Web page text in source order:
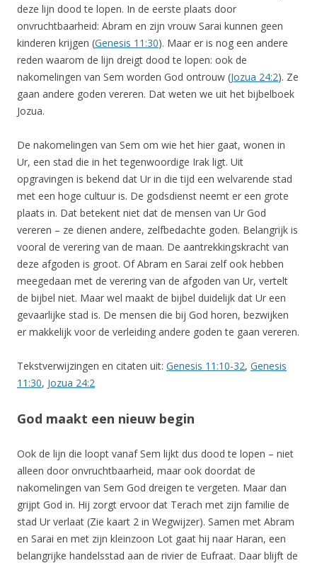
deze lijn dood te lopen. In de eerste plaats door
onvruchtbaarheid: Abram en zijn vrouw Sarai kunnen geen
kinderen krijgen (Genesis 11:30). Maar er is nog een andere
reden waarom de lijn dreigt dood te lopen: ook de
nakomelingen van Sem worden God ontrouw (Jozua 24:2). Ze
gaan andere goden vereren. Dat weten we uit het bijbelboek
Jozua.
De nakomelingen van Sem om wie het hier gaat, wonen in
Ur, een stad die in het tegenwoordige Irak ligt. Uit
opgravingen is bekend dat Ur in die tijd een welvarende stad
met een hoge cultuur is. De godsdienst neemt er een grote
plaats in. Dat betekent niet dat de mensen van Ur God
vereren – ze dienen andere, zelfbedachte goden. Belangrijk is
vooral de verering van de maan. De aantrekkingskracht van
deze afgoden is groot. Of Abram en Sarai zelf ook hebben
meegedaan met de verering van de afgoden van Ur, vertelt
de bijbel niet. Maar wel maakt de bijbel duidelijk dat Ur een
gevaarlijke stad is. De mensen die bij God horen, bezwijken
er makkelijk voor de verleiding andere goden te gaan vereren.
Tekstverwijzingen en citaten uit: Genesis 11:10-32, Genesis
11:30, Jozua 24:2
God maakt een nieuw begin
Ook de lijn die loopt vanaf Sem lijkt dus dood te lopen – niet
alleen door onvruchtbaarheid, maar ook doordat de
nakomelingen van Sem God dreigen te vergeten. Maar dan
grijpt God in. Hij zorgt ervoor dat Terach met zijn familie de
stad Ur verlaat (Zie kaart 2 in Wegwijzer). Samen met Abram
en Sarai en met zijn kleinzoon Lot gaat hij naar Haran, een
belangrijke handelsstad aan de rivier de Eufraat. Daar blijft de